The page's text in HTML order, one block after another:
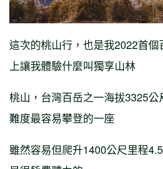
這次的桃山行，也是我2022首
上讓我體驗什麼叫獨享山林
桃山，台灣百岳之一海拔3325
難度最容易攀登的一座
雖然容易但爬升1400公尺里程